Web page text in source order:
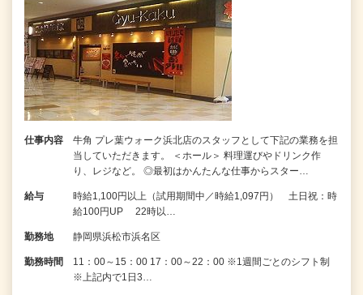
仕事内容
牛角 プレ葉ウォーク浜北店のスタッフとして下記の業務を担
当していただきます。 ＜ホール＞ 料理運びやドリンク作
り、レジなど。 ◎最初はかんたんな仕事からスター…
給与
時給1,100円以上（試用期間中／時給1,097円） 土日祝：時
給100円UP 22時以…
勤務地 静岡県浜松市浜名区
勤務時間
11：00～15：00 17：00～22：00 ※1週間ごとのシフト制
※上記内で1日3…